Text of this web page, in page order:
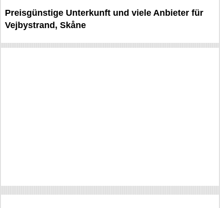
Preisgünstige Unterkunft und viele Anbieter für
Vejbystrand, Skåne